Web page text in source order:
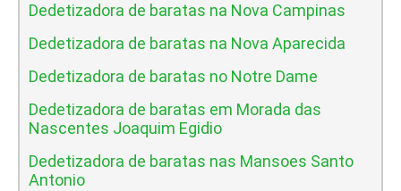
Dedetizadora de baratas na Nova Campinas
Dedetizadora de baratas na Nova Aparecida
Dedetizadora de baratas no Notre Dame
Dedetizadora de baratas em Morada das
Nascentes Joaquim Egidio
Dedetizadora de baratas nas Mansoes Santo
Antonio